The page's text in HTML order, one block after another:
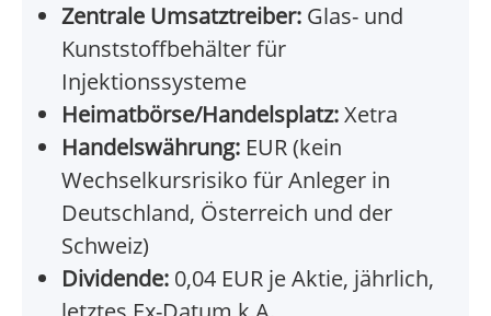
Zentrale Umsatztreiber: Glas- und
Kunststoffbehälter für
Injektionssysteme
Heimatbörse/Handelsplatz:Xetra
Handelswährung: EUR (kein
Wechselkursrisiko für Anleger in
Deutschland, Österreich und der
Schweiz)
Dividende: 0,04 EUR je Aktie, jährlich,